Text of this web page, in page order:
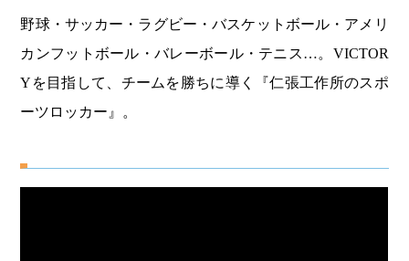
野球・サッカー・ラグビー・バスケットボール・アメリ
カンフットボール・バレーボール・テニス…。VICTOR
Yを目指して、チームを勝ちに導く『仁張工作所のスポ
ーツロッカー』。